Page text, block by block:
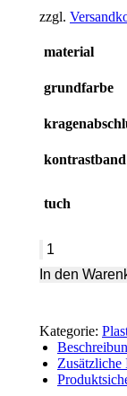
zzgl.
material
grundfarbe
kontrastband
tuch
Celin
Menge
In den
Kategorie:
Zusätzliche